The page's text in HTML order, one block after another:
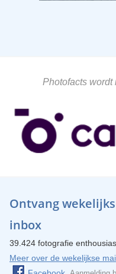
Photofacts wordt
Ontvang
inbox
39.424 fotografie
Meer over de wekelijkse